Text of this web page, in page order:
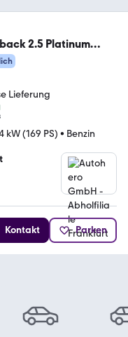
2.5 Platinum
Lieferung
kW (169 PS) • Benzin
Kontakt Parken